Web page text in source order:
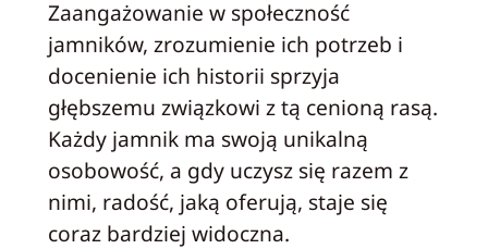
Zaangażowanie w społeczność
jamników, zrozumienie ich potrzeb i
docenienie ich historii sprzyja
głębszemu związkowi z tą cenioną rasą.
Każdy jamnik ma swoją unikalną
osobowość, a gdy uczysz się razem z
nimi, radość, jaką oferują, staje się
coraz bardziej widoczna.